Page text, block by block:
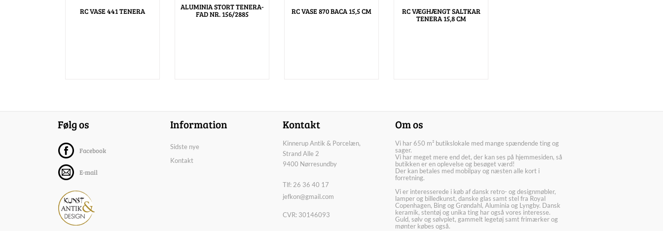
RC VASE 441 TENERA ALUMINIA STORT TENERA-
FAD NR. 156/2885 RC VASE 870 BACA 15,5 CM RC VÆGHÆNGT SALTKAR
TENERA 15,8 CM
Følg os
Facebook
E-mail
Information
Sidste nye
Kontakt
Kontakt
Kinnerup Antik & Porcelæn,
Strand Alle 2
9400 Nørresundby
Tlf: 26 36 40 17
jefkon@gmail.com
CVR: 30146093
Om os
Vi har 650 m² butikslokale med mange spændende ting og
sager.
Vi har meget mere end det, der kan ses på hjemmesiden, så
butikken er en oplevelse og besøget værd!
Der kan betales med mobilpay og næsten alle kort i
forretning.
Vi er interesserede i køb af dansk retro- og designmøbler,
lamper og billedkunst, danske glas samt stel fra Royal
Copenhagen, Bing og Grøndahl, Aluminia og Lyngby. Dansk
keramik, stentøj og unika ting har også vores interesse.
Guld, sølv og sølvplet, gammelt legetøj samt frimærker og
mønter købes også.